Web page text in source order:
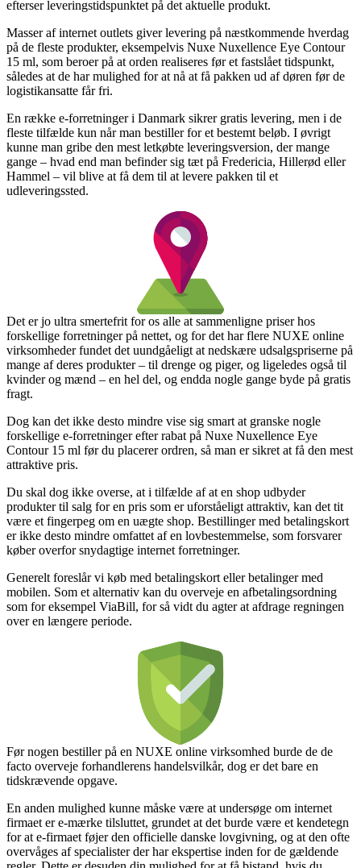
efterser leveringstidspunktet på det aktuelle produkt.
Masser af internet outlets giver levering på næstkommende hverdag
på de fleste produkter, eksempelvis Nuxe Nuxellence Eye Contour
15 ml, som beroer på at orden realiseres før et fastslået tidspunkt,
således at de har mulighed for at nå at få pakken ud af døren før de
logistikansatte får fri.
En række e-forretninger i Danmark sikrer gratis levering, men i de
fleste tilfælde kun når man bestiller for et bestemt beløb. I øvrigt
kunne man gribe den mest letkøbte leveringsversion, der mange
gange – hvad end man befinder sig tæt på Fredericia, Hillerød eller
Hammel – vil blive at få dem til at levere pakken til et
udleveringssted.
Det er jo ultra smertefrit for os alle at sammenligne priser hos
forskellige forretninger på nettet, og for det har flere NUXE online
virksomheder fundet det uundgåeligt at nedskære udsalgspriserne på
mange af deres produkter – til drenge og piger, og ligeledes også til
kvinder og mænd – en hel del, og endda nogle gange byde på gratis
fragt.
Dog kan det ikke desto mindre vise sig smart at granske nogle
forskellige e-forretninger efter rabat på Nuxe Nuxellence Eye
Contour 15 ml før du placerer ordren, så man er sikret at få den mest
attraktive pris.
Du skal dog ikke overse, at i tilfælde af at en shop udbyder
produkter til salg for en pris som er uforståeligt attraktiv, kan det tit
være et fingerpeg om en uægte shop. Bestillinger med betalingskort
er ikke desto mindre omfattet af en lovbestemmelse, som forsvarer
køber overfor snydagtige internet forretninger.
Generelt foreslår vi køb med betalingskort eller betalinger med
mobilen. Som et alternativ kan du overveje en afbetalingsordning
som for eksempel ViaBill, for så vidt du agter at afdrage regningen
over en længere periode.
Før nogen bestiller på en NUXE online virksomhed burde de de
facto overveje forhandlerens handelsvilkår, dog er det bare en
tidskrævende opgave.
En anden mulighed kunne måske være at undersøge om internet
firmaet er e-mærke tilsluttet, grundet at det burde være et kendetegn
for at e-firmaet føjer den officielle danske lovgivning, og at den ofte
overvåges af specialister der har ekspertise inden for de gældende